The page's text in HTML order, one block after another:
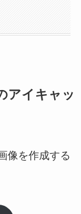
アイキャッ
像を作成する